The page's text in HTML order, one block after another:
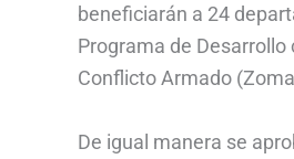
beneficiarán a 24
Programa de
Conflicto Armado
De igual manera se